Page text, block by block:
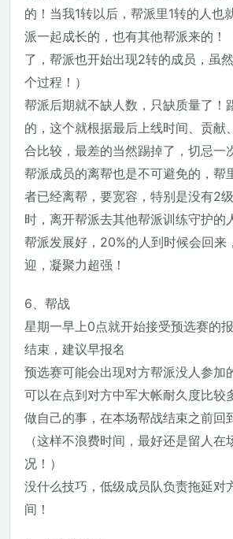
的！当我1转以后，帮派里1转的人也
派一起成长的，也有其他帮派来的！
了，帮派也开始出现2转的成员，虽
个过程！）
帮派后期就不缺人数，只缺质量了！
的，这个就根据最后上线时间、贡献
合比较，最差的当然踢掉了，切忌一
帮派成员的离帮也是不可避免的，帮
者已经离帮，要宽容，特别是没有2
时，离开帮派去其他帮派训练守护的
帮派发展好，20%的人到时候会回来
迎，凝聚力超强！
6、帮战
星期一早上0点就开始接受预选赛的
结束，建议早报名
预选赛可能会出现对方帮派没人参加
可以在点到对方中军大帐耐久度比较
做自己的事，在本场帮战结束之前回
（这样不浪费时间，最好还是留人在
况！）
没什么技巧，低级成员队负责拖延对
间！